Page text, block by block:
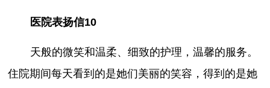
医院表扬信10
天般的微笑和温柔、细致的护理，温馨的服务。
住院期间每天看到的是她们美丽的笑容，得到的是她